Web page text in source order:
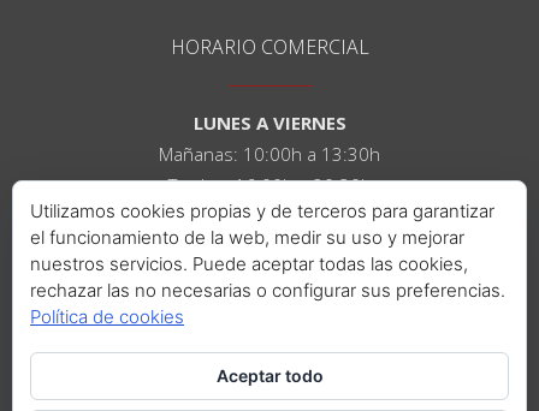
HORARIO COMERCIAL
LUNES A VIERNES
Mañanas: 10:00h a 13:30h
Tardes: 16:00h a 20:30h
SÁBADOS
Mañanas: 10:00h a 14:00h
Tardes: 16:00h a 21:00h
Utilizamos cookies propias y de terceros para garantizar
el funcionamiento de la web, medir su uso y mejorar
nuestros servicios. Puede aceptar todas las cookies,
rechazar las no necesarias o configurar sus preferencias.
Política de cookies
Aceptar todo